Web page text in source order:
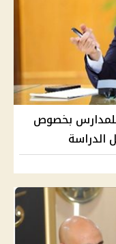
للمدارس بخصوص
الدراسة